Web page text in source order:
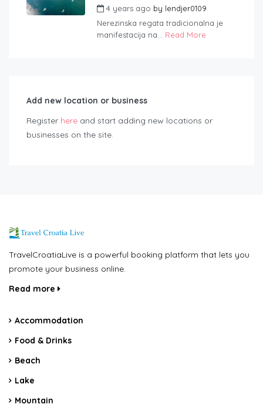
4 years ago by lendjer0109
Nerezinska regata tradicionalna je
manifestacija na... Read More
Add new location or business
Register here and start adding new locations or
businesses on the site.
TravelCroatiaLive is a powerful booking platform that lets you
promote your business online.
Read more
Accommodation
Food & Drinks
Beach
Lake
Mountain